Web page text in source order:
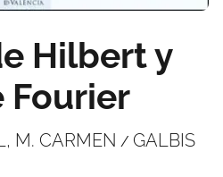
Hilbert y
Fourier
M. CARMEN / GALBIS